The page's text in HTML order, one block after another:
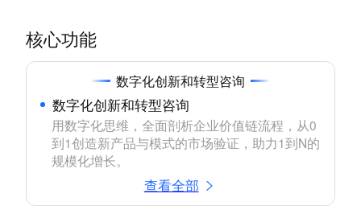
核心功能
数字化创新和转型咨询
数字化创新和转型咨询
用数字化思维，全面剖析企业价值链流程，从0
到1创造新产品与模式的市场验证，助力1到N的
规模化增长。
查看全部